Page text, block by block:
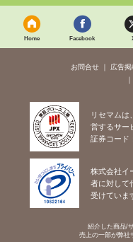
Home Facebook
お問合せ 広告掲
リセマムは
営するサー
証券コード
株式会社イ
者に対して
受けていま
紹介した商品/
売上の一部が弊社